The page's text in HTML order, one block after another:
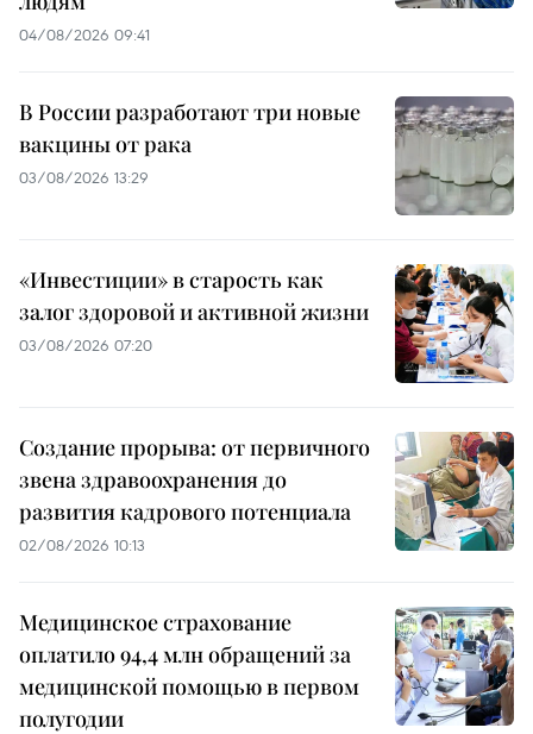
04/08/2026 09:41
В России разработают три новые
вакцины от рака
03/08/2026 13:29
«Инвестиции» в старость как
залог здоровой и активной жизни
03/08/2026 07:20
Создание прорыва: от первичного
звена здравоохранения до
развития кадрового потенциала
02/08/2026 10:13
Медицинское страхование
оплатило 94,4 млн обращений за
медицинской помощью в первом
полугодии